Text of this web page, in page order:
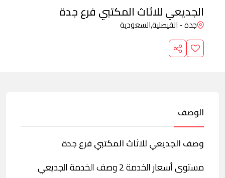
الجديعي للاثاث المكتبي فرع جدة
جدة - الفيصلية,السعودية
الوصف
وصف الجديعي للاثاث المكتبي فرع جدة
مستوى أسعار الخدمة 2 وصف الخدمة الجديعي